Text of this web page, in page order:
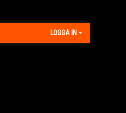
LOGGA IN